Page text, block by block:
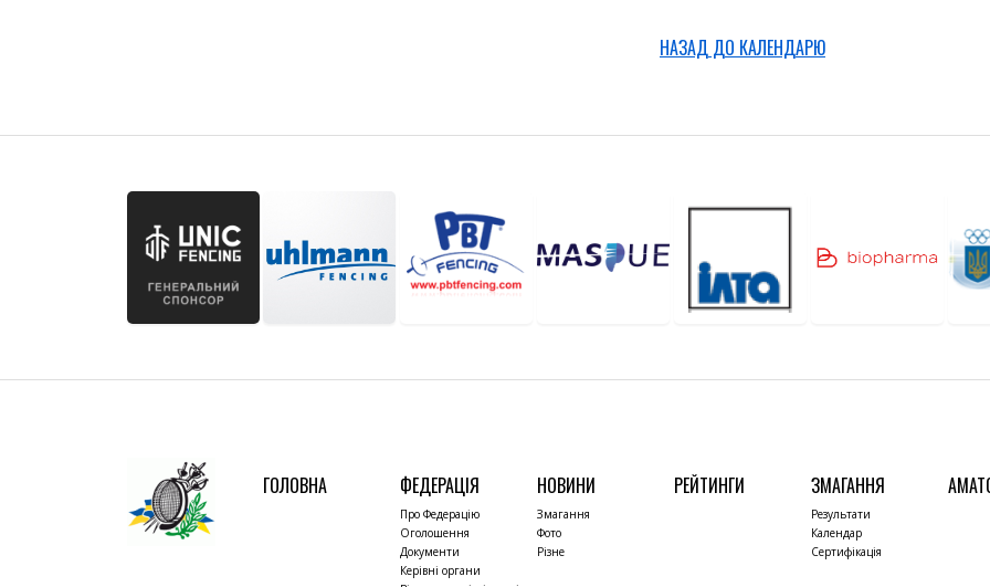
НАЗАД ДО КАЛЕНДАРЮ
ГОЛОВНА ФЕДЕРАЦІЯ
Про Федерацію
Оголошення
Документи
Керівні органи
НОВИНИ
Змагання
Фото
Різне
РЕЙТИНГИ ЗМАГАННЯ
Результати
Календар
Сертифікація